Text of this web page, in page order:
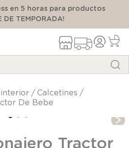
en 5 horas para productos
DE TEMPORADA!
interior
calcetines
De Bebe
Tractor